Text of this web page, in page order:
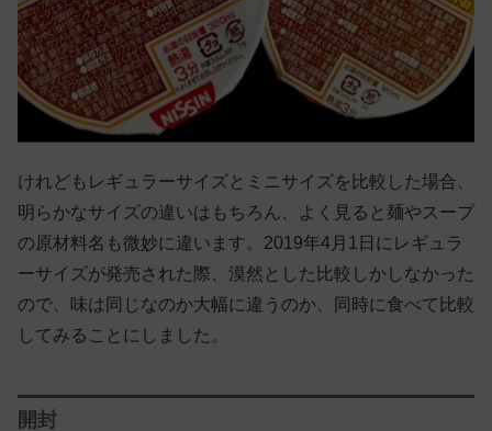
けれどもレギュラーサイズとミニサイズを比較した場合、
明らかなサイズの違いはもちろん、よく見ると麺やスープ
の原材料名も微妙に違います。2019年4月1日にレギュラ
ーサイズが発売された際、漠然とした比較しかしなかった
ので、味は同じなのか大幅に違うのか、同時に食べて比較
してみることにしました。
開封